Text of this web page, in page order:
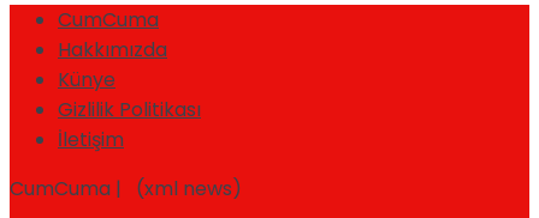
CumCuma
Hakkımızda
Künye
Gizlilik Politikası
İletişim
CumCuma | (xml news)